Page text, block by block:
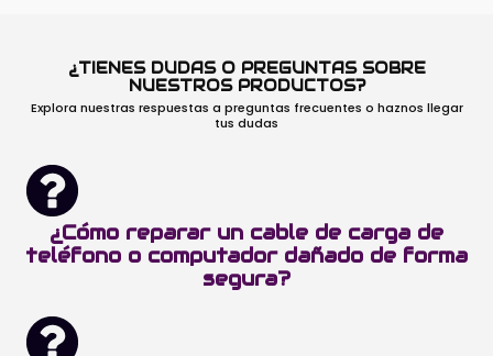
¿TIENES DUDAS O PREGUNTAS SOBRE
NUESTROS PRODUCTOS?
Explora nuestras respuestas a preguntas frecuentes o haznos llegar
tus dudas
¿Cómo reparar un cable de carga de
teléfono o computador dañado de forma
segura?